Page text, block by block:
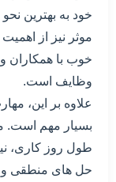
خود به بهترین
موثر نیز از
خوب با همکاران
وظایف است.
علاوه بر این،
بسیار مهم است.
طول روز کاری،
حل های منطقی و